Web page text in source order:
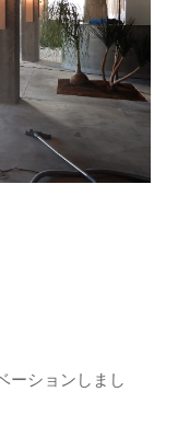
ーションしまし